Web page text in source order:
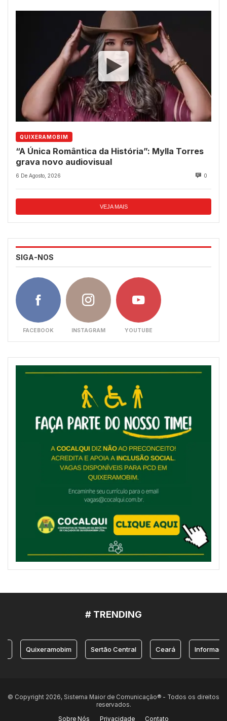
QUIXERAMOBIM
“A Única Romântica da História”: Mylla Torres
grava novo audiovisual
6 De Agosto, 2026 0
VEJA MAIS
SIGA-NOS
FACEBOOK INSTAGRAM YOUTUBE
# TRENDING
Quixeramobim Sertão Central Ceará Informação
© Copyright 2026, Sistema Maior de Comunicação® - Todos os direitos
reservados.
Sobre Nós
Privacidade Contato